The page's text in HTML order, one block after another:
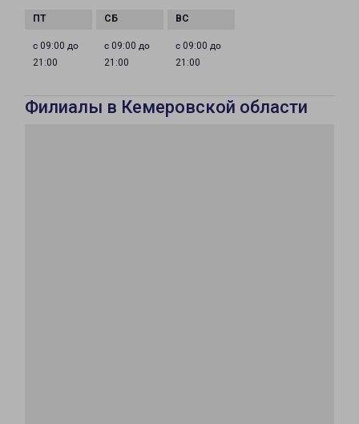
с 09:00 до
21:00
с 09:00 до
21:00
с 09:00 до
21:00
Филиалы в Кемеровской области